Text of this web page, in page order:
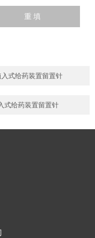
式给药装置留置针
式给药装置留置针